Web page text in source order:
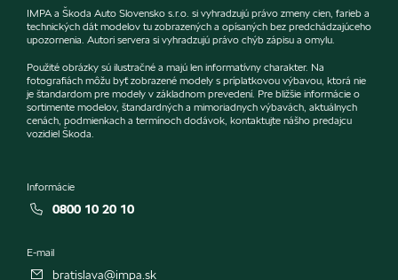
IMPA a Škoda Auto Slovensko s.r.o. si vyhradzujú právo zmeny cien, farieb a
technických dát modelov tu zobrazených a opísaných bez predchádzajúceho
upozornenia. Autori servera si vyhradzujú právo chýb zápisu a omylu.
Použité obrázky sú ilustračné a majú len informatívny charakter. Na
fotografiách môžu byť zobrazené modely s príplatkovou výbavou, ktorá nie
je štandardom pre modely v základnom prevedení. Pre bližšie informácie o
sortimente modelov, štandardných a mimoriadnych výbavách, aktuálnych
cenách, podmienkach a termínoch dodávok, kontaktujte nášho predajcu
vozidiel Škoda.
Informácie
0800 10 20 10
E-mail
bratislava@impa.sk